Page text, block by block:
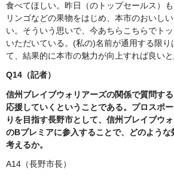
食べてほしい。昨日（のトップセールス）も
リンゴなどの果物をはじめ、本市のおいし
い。そういう思いで、今あちらこちらでト
いただいている。(私の)名前が通用する限り
て、結果的に本市の魅力が向上すれば良いと
Q14（記者）
信州ブレイブウォリアーズの関係で質問す
応援していくということである。プロスポ
りを目指す長野市として、信州ブレイブウ
のBプレミアに参入することで、どのような
考えるか。
A14（長野市長）